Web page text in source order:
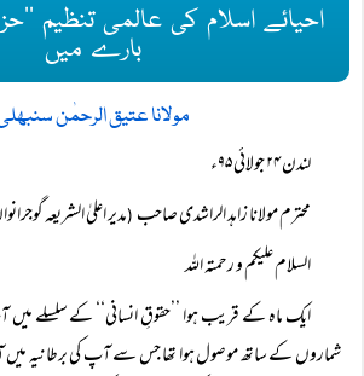
احیائے اسلام کی عالمی تنظیم
بارے میں
مولانا عتیق الرحمٰن
لندن ۲۴ جولائی ۹۵ء
محترم مولانا زاہد الراشدی صاحب (مدیر اعلیٰ الشریعہ
السلام عليكم و رحمتہ اللہ
ایک ماہ کے قریب ہوا ’’حقوقِ انسانی‘‘ کے سلسلے میں
شماروں کے ساتھ موصول ہوا تھا جس سے آپ کی برطانیہ میں